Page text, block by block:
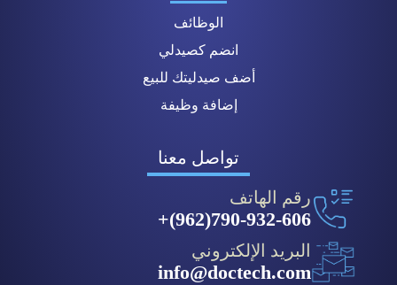
الوظائف
انضم كصيدلي
أضف صيدليتك للبيع
إضافة وظيفة
تواصل معنا
رقم الهاتف
790-932-606(962)+
البريد الإلكتروني
info@doctech.com